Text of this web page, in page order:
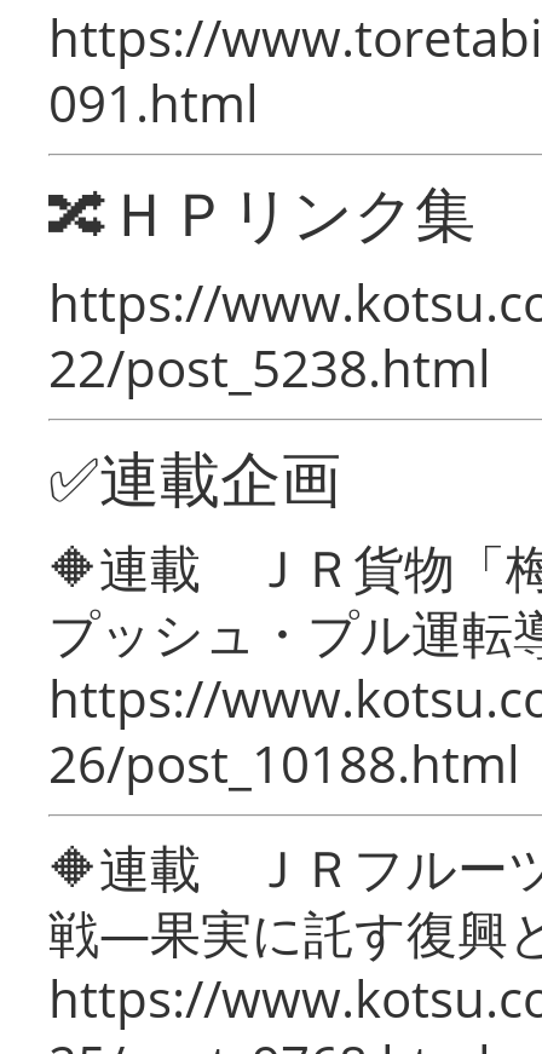
https://
091.html
🔀ＨＰリンク集
https://
22/post_5238.html
✅連載企画
🔶連載 ＪＲ貨物「
プッシュ・プル運転
https://
26/post_10188.html
🔶連載 ＪＲフルー
戦―果実に託す復興
https://